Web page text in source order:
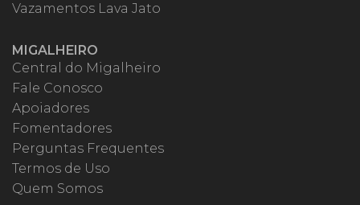
Vazamentos Lava Jato
MIGALHEIRO
Central do Migalheiro
Fale Conosco
Apoiadores
Fomentadores
Perguntas Frequentes
Termos de Uso
Quem Somos